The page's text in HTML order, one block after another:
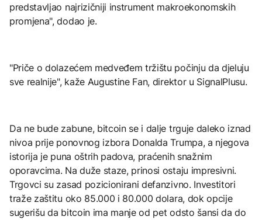
predstavljao najrizičniji instrument makroekonomskih
promjena", dodao je.
"Priče o dolazećem medveđem tržištu počinju da djeluju
sve realnije", kaže Augustine Fan, direktor u SignalPlusu.
Da ne bude zabune, bitcoin se i dalje trguje daleko iznad
nivoa prije ponovnog izbora Donalda Trumpa, a njegova
istorija je puna oštrih padova, praćenih snažnim
oporavcima. Na duže staze, prinosi ostaju impresivni.
Trgovci su zasad pozicionirani defanzivno. Investitori
traže zaštitu oko 85.000 i 80.000 dolara, dok opcije
sugerišu da bitcoin ima manje od pet odsto šansi da do